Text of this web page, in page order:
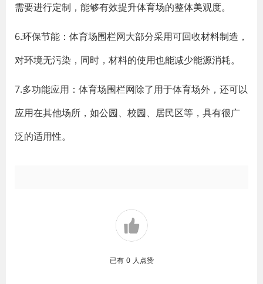
需要进行定制，能够有效提升体育场的整体美观度。
6.环保节能：体育场围栏网大部分采用可回收材料制造，
对环境无污染，同时，材料的使用也能减少能源消耗。
7.多功能应用：体育场围栏网除了用于体育场外，还可以
应用在其他场所，如公园、校园、居民区等，具有很广
泛的适用性。
已有 0 人点赞